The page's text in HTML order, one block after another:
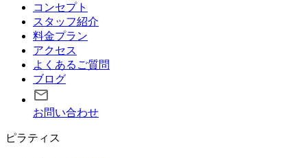
コンセプト
スタッフ紹介
料金プラン
アクセス
よくあるご質問
ブログ
お問い合わせ
ピラティス